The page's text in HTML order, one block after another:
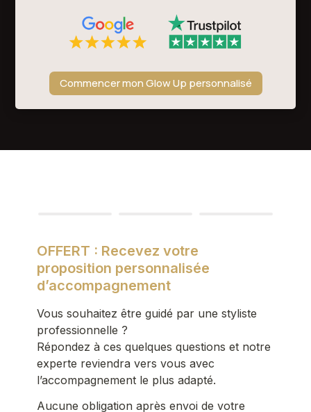
Commencer mon Glow Up personnalisé